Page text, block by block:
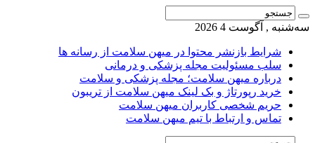
سه‌شنبه , آگوست 4 2026
شرایط بازنشر محتوا در میهن سلامت از رسانه ها
سلب مسئولیت مجله پزشکی و درمانی
درباره میهن سلامت؛ مجله پزشکی و سلامت
خرید رپورتاژ و بک لینک میهن سلامت از تریبون
حریم شخصی کاربران میهن سلامت
تماس و ارتباط با تیم میهن سلامت